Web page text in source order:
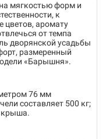
мягкостью форм и
к
цветов, аромату
от темпа
дворянской усадьбы
размеренный
«Барышня».
76 мм
составляет 500 кг;
крыша.